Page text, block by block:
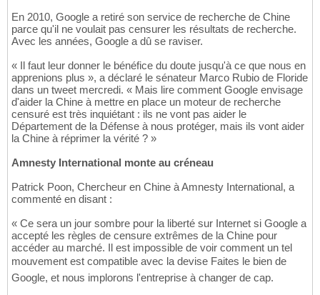
En 2010, Google a retiré son service de recherche de Chine
parce qu'il ne voulait pas censurer les résultats de recherche.
Avec les années, Google a dû se raviser.
« Il faut leur donner le bénéfice du doute jusqu'à ce que nous en
apprenions plus », a déclaré le sénateur Marco Rubio de Floride
dans un tweet mercredi. « Mais lire comment Google envisage
d'aider la Chine à mettre en place un moteur de recherche
censuré est très inquiétant : ils ne vont pas aider le
Département de la Défense à nous protéger, mais ils vont aider
la Chine à réprimer la vérité ? »
Amnesty International monte au créneau
Patrick Poon, Chercheur en Chine à Amnesty International, a
commenté en disant :
« Ce sera un jour sombre pour la liberté sur Internet si Google a
accepté les règles de censure extrêmes de la Chine pour
accéder au marché. Il est impossible de voir comment un tel
mouvement est compatible avec la devise Faites le bien de
Google, et nous implorons l'entreprise à changer de cap.